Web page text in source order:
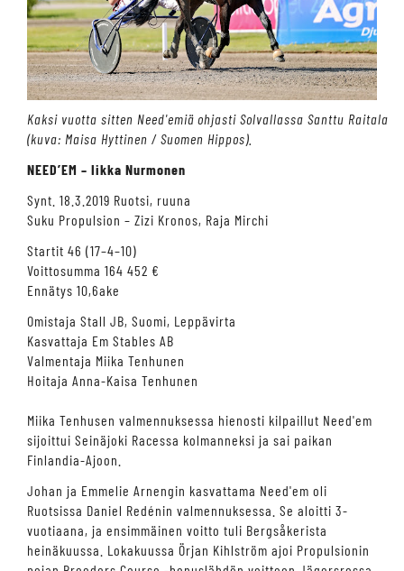
Kaksi vuotta sitten Need'emiä ohjasti Solvallassa Santtu Raitala
(kuva: Maisa Hyttinen / Suomen Hippos).
NEED’EM – Iikka Nurmonen
Synt. 18.3.2019 Ruotsi, ruuna
Suku Propulsion – Zizi Kronos, Raja Mirchi
Startit 46 (17–4–10)
Voittosumma 164 452 €
Ennätys 10,6ake
Omistaja Stall JB, Suomi, Leppävirta
Kasvattaja Em Stables AB
Valmentaja Miika Tenhunen
Hoitaja Anna-Kaisa Tenhunen
Miika Tenhusen valmennuksessa hienosti kilpaillut Need'em
sijoittui Seinäjoki Racessa kolmanneksi ja sai paikan
Finlandia-Ajoon.
Johan ja Emmelie Arnengin kasvattama Need'em oli
Ruotsissa Daniel Redénin valmennuksessa. Se aloitti 3-
vuotiaana, ja ensimmäinen voitto tuli Bergsåkerista
heinäkuussa. Lokakuussa Örjan Kihlström ajoi Propulsionin